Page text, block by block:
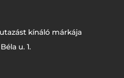
kínáló márkája
u. 1.